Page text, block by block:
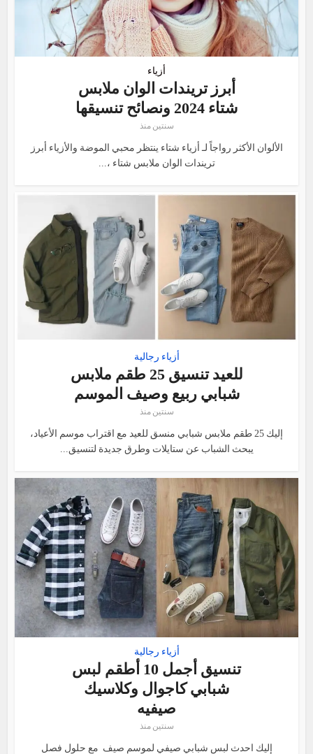
أزياء
أبرز تريندات الوان ملابس
شتاء 2024 ونصائح تنسيقها
سنتين منذ
الألوان الأكثر رواجاً لـ أزياء شتاء ينتظر محبي الموضة والأزياء أبرز
تريندات الوان ملابس شتاء ،...
أزياء رجالية
للعيد تنسيق 25 طقم ملابس
شبابي ربيع وصيف الموسم
سنتين منذ
إليك 25 طقم ملابس شبابي منسق للعيد مع اقتراب موسم الأعياد،
يبحث الشباب عن ستايلات وطرق جديدة لتنسيق...
أزياء رجالية
تنسيق أجمل 10 أطقم لبس
شبابي كاجوال وكلاسيك
صيفيه
سنتين منذ
إليك احدث لبس شبابي صيفي لموسم صيف مع حلول فصل